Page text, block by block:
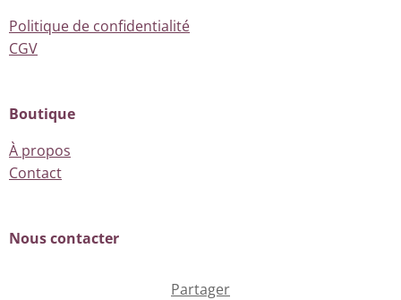
Politique de confidentialité
CGV
Boutique
À propos
Contact
Nous contacter
Partager